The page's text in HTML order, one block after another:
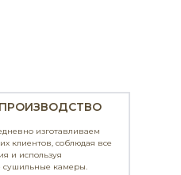
изготавливаем
клиентов, соблюдая все
и используя
сушильные камеры.